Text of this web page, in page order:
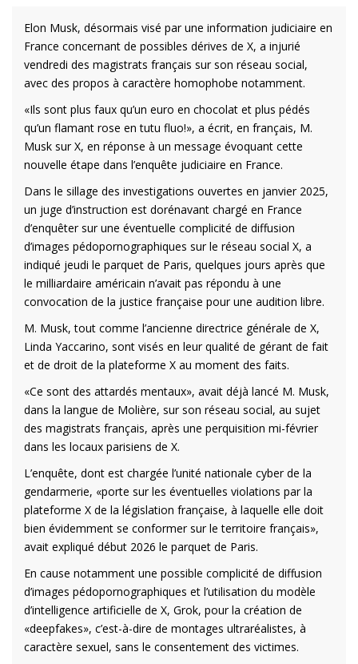
Elon Musk, désormais visé par une information judiciaire en
France concernant de possibles dérives de X, a injurié
vendredi des magistrats français sur son réseau social,
avec des propos à caractère homophobe notamment.
«Ils sont plus faux qu’un euro en chocolat et plus pédés
qu’un flamant rose en tutu fluo!», a écrit, en français, M.
Musk sur X, en réponse à un message évoquant cette
nouvelle étape dans l’enquête judiciaire en France.
Dans le sillage des investigations ouvertes en janvier 2025,
un juge d’instruction est dorénavant chargé en France
d’enquêter sur une éventuelle complicité de diffusion
d’images pédopornographiques sur le réseau social X, a
indiqué jeudi le parquet de Paris, quelques jours après que
le milliardaire américain n’avait pas répondu à une
convocation de la justice française pour une audition libre.
M. Musk, tout comme l’ancienne directrice générale de X,
Linda Yaccarino, sont visés en leur qualité de gérant de fait
et de droit de la plateforme X au moment des faits.
«Ce sont des attardés mentaux», avait déjà lancé M. Musk,
dans la langue de Molière, sur son réseau social, au sujet
des magistrats français, après une perquisition mi-février
dans les locaux parisiens de X.
L’enquête, dont est chargée l’unité nationale cyber de la
gendarmerie, «porte sur les éventuelles violations par la
plateforme X de la législation française, à laquelle elle doit
bien évidemment se conformer sur le territoire français»,
avait expliqué début 2026 le parquet de Paris.
En cause notamment une possible complicité de diffusion
d’images pédopornographiques et l’utilisation du modèle
d’intelligence artificielle de X, Grok, pour la création de
«deepfakes», c’est-à-dire de montages ultraréalistes, à
caractère sexuel, sans le consentement des victimes.